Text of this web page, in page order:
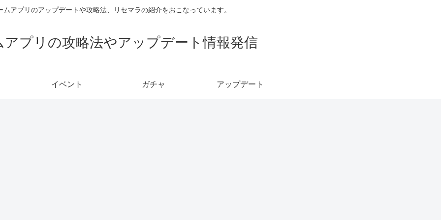
ムアプリのアップデートや攻略法、リセマラの紹介をおこなっています。
アプリの攻略法やアップデート情報発信
イベント ガチャ アップデート